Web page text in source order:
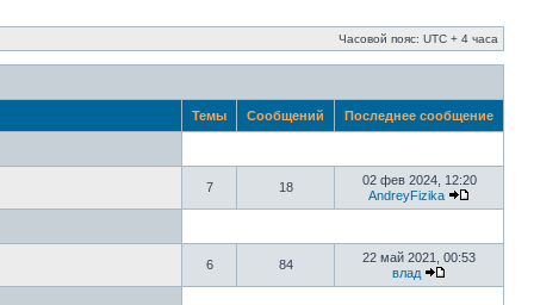
Часовой пояс: UTC + 4 часа
Темы Сообщений Последнее сообщение
7 18
02 фев 2024, 12:20
AndreyFizika
6 84
22 май 2021, 00:53
влад